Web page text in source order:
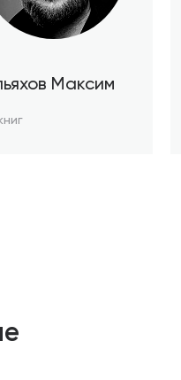
Максим